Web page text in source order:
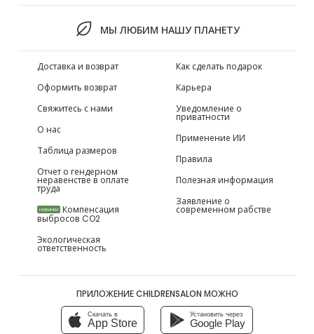
МЫ ЛЮБИМ НАШУ ПЛАНЕТУ
Доставка и возврат
Оформить возврат
Свяжитесь с нами
О нас
Таблица размеров
Отчет о гендерном
неравенстве в оплате
труда
НОВИНКИ Компенсация
выбросов CO2
Экологическая
ответственность
Как сделать подарок
Карьера
Уведомление о
приватности
Применение ИИ
Правила
Полезная информация
Заявление о
современном рабстве
ПРИЛОЖЕНИЕ CHILDRENSALON МОЖНО
Скачать в
App Store
Установить через
Google Play